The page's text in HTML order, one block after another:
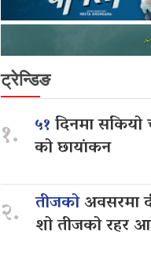
ट्रेन्डिङ
१. ५१दिनमा सकियो
को छायांकन
२. तीजकोअवसरमा
शो तीजको रहर